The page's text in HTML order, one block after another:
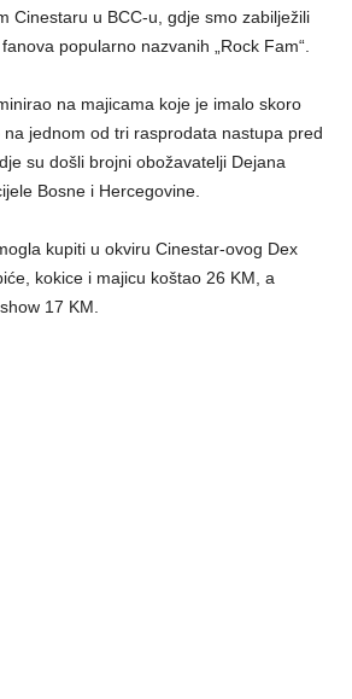
Cinestaru u BCC-u, gdje smo zabilježili
popularno nazvanih „Rock Fam“.
na majicama koje je imalo skoro
jednom od tri rasprodata nastupa pred
su došli brojni obožavatelji Dejana
Bosne i Hercegovine.
kupiti u okviru Cinestar-ovog Dex
kokice i majicu koštao 26 KM, a
17 KM.